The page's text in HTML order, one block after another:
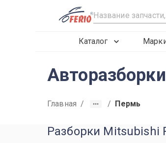
R
Каталог
Главная / / Пермь
Разборки Mitsubishi